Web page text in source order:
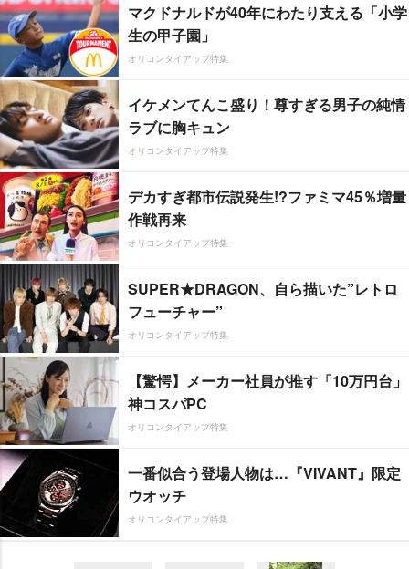
マクドナルドが40年にわたり支える「小学
生の甲子園」
オリコンタイアップ特集
イケメンてんこ盛り！尊すぎる男子の純情
ラブに胸キュン
オリコンタイアップ特集
デカすぎ都市伝説発生!?ファミマ45％増量
作戦再来
オリコンタイアップ特集
SUPER★DRAGON、自ら描いた”レトロ
フューチャー”
オリコンタイアップ特集
【驚愕】メーカー社員が推す「10万円台」
神コスパPC
オリコンタイアップ特集
一番似合う登場人物は…『VIVANT』限定
ウオッチ
オリコンタイアップ特集